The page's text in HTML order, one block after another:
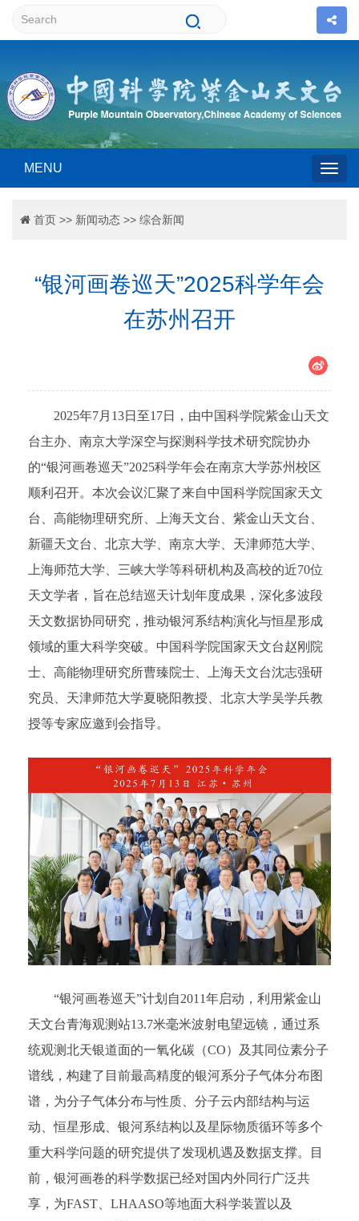
MENU
首页 >> 新闻动态 >> 综合新闻
“银河画卷巡天”2025科学年会
在苏州召开
2025年7月13日至17日，由中国科学院紫金山天文
台主办、南京大学深空与探测科学技术研究院协办
的“银河画卷巡天”2025科学年会在南京大学苏州校区
顺利召开。本次会议汇聚了来自中国科学院国家天文
台、高能物理研究所、上海天文台、紫金山天文台、
新疆天文台、北京大学、南京大学、天津师范大学、
上海师范大学、三峡大学等科研机构及高校的近70位
天文学者，旨在总结巡天计划年度成果，深化多波段
天文数据协同研究，推动银河系结构演化与恒星形成
领域的重大科学突破。中国科学院国家天文台赵刚院
士、高能物理研究所曹臻院士、上海天文台沈志强研
究员、天津师范大学夏晓阳教授、北京大学吴学兵教
授等专家应邀到会指导。
“银河画卷巡天”计划自2011年启动，利用紫金山
天文台青海观测站13.7米毫米波射电望远镜，通过系
统观测北天银道面的一氧化碳（CO）及其同位素分子
谱线，构建了目前最高精度的银河系分子气体分布图
谱，为分子气体分布与性质、分子云内部结构与运
动、恒星形成、银河系结构以及星际物质循环等多个
重大科学问题的研究提供了发现机遇及数据支撑。目
前，银河画卷的科学数据已经对国内外同行广泛共
享，为FAST、LHAASO等地面大科学装置以及